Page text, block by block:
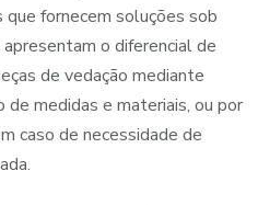
fornecem soluções sob
o diferencial de
de vedação mediante
de medidas e materiais, ou por
caso de necessidade de